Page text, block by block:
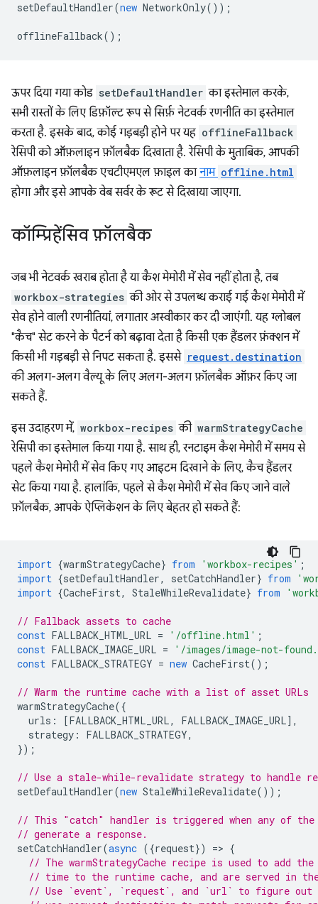
setDefaultHandler(new NetworkOnly());
offlineFallback();
ऊपर दिया गया कोड setDefaultHandler का इस्तेमाल करके,
सभी रास्तों के लिए डिफ़ॉल्ट रूप से सिर्फ़ नेटवर्क रणनीति का इस्तेमाल
करता है. इसके बाद, कोई गड़बड़ी होने पर यह offlineFallback
रेसिपी को ऑफ़लाइन फ़ॉलबैक दिखाता है. रेसिपी के मुताबिक, आपकी
ऑफ़लाइन फ़ॉलबैक एचटीएमएल फ़ाइल कानाम offline.html
होगा और इसे आपके वेब सर्वर के रूट से दिखाया जाएगा.
कॉम्प्रिहेंसिव फ़ॉलबैक
जब भी नेटवर्क खराब होता है या कैश मेमोरी में सेव नहीं होता है, तब
workbox-strategies की ओर से उपलब्ध कराई गई कैश मेमोरी में
सेव होने वाली रणनीतियां, लगातार अस्वीकार कर दी जाएंगी. यह ग्लोबल
"कैच" सेट करने के पैटर्न को बढ़ावा देता है किसी एक हैंडलर फ़ंक्शन में
किसी भी गड़बड़ी से निपट सकता है. इससे request.destination
की अलग-अलग वैल्यू के लिए अलग-अलग फ़ॉलबैक ऑफ़र किए जा
सकते हैं.
इस उदाहरण में, workbox-recipes की warmStrategyCache
रेसिपी का इस्तेमाल किया गया है. साथ ही, रनटाइम कैश मेमोरी में समय से
पहले कैश मेमोरी में सेव किए गए आइटम दिखाने के लिए, कैच हैंडलर
सेट किया गया है. हालांकि, पहले से कैश मेमोरी में सेव किए जाने वाले
फ़ॉलबैक, आपके ऐप्लिकेशन के लिए बेहतर हो सकते हैं:
import {warmStrategyCache} from 'workbox-recipes' ;
import {setDefaultHandler, setCatchHandler} from
import {CacheFirst, StaleWhileRevalidate} from
// Fallback assets to cache
const FALLBACK_HTML_URL = '/offline.html' ;
const FALLBACK_IMAGE_URL =
'/images/image-not-
const FALLBACK_STRATEGY = new CacheFirst();
// Warm the runtime cache with a list of asset URLs
warmStrategyCache({
urls : [FALLBACK_HTML_URL, FALLBACK_IMAGE_URL],
strategy : FALLBACK_STRATEGY,
});
// Use a stale-while-revalidate strategy to handle
setDefaultHandler(new StaleWhileRevalidate());
// This "catch" handler is triggered when any of
// generate a response.
setCatchHandler(async ({request}) => {
// The warmStrategyCache recipe is used to add
// time to the runtime cache, and are served in
// Use `event`, `request`, and `url` to figure out